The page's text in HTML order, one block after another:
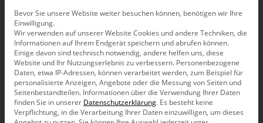
Plan-Ist-Vergleiche
mit der
Trompetenkurve
Bevor Sie unsere Website weiter besuchen können, benötigen wir Ihre
Einwilligung.
Wir verwenden auf unserer Website Cookies und andere Techniken, die
Informationen auf Ihrem Endgerät speichern und abrufen können.
Einige davon sind technisch notwendig, andere helfen uns, diese
Website und Ihr Nutzungserlebnis zu verbessern. Personenbezogene
Daten, etwa IP-Adressen, können verarbeitet werden, zum Beispiel für
personalisierte Anzeigen, Angebote oder die Messung von Seiten und
Seitenbestandteilen. Informationen über die Verwendung Ihrer Daten
finden Sie in unserer Datenschutzerklärung. Es besteht keine
Verpflichtung, in die Verarbeitung Ihrer Daten einzuwilligen, um dieses